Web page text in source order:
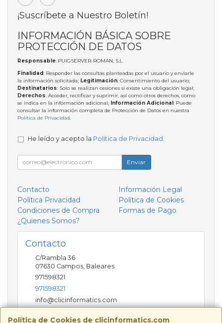
Política de Cookies de clicinformatics.com
¡Suscríbete a Nuestro Boletín!
INFORMACIÓN BÁSICA SOBRE
PROTECCIÓN DE DATOS
Responsable: PUIGSERVER-ROMAN, S.L.
Finalidad: Responder las consultas planteadas por el usuario y enviarle
la información solicitada; Legitimación: Consentimiento del usuario;
Destinatarios: Solo se realizan cesiones si existe una obligación legal;
Derechos: Acceder, rectificar y suprimir, así como otros derechos, como
se indica en la información adicional; Información Adicional: Puede
consultar la información completa de Protección de Datos en nuestra
Política de Privacidad.
He leído y acepto la Política de Privacidad
Enviar
Contacto
Información Legal
Política Privacidad
Política de Cookies
Condiciones de Compra
Formas de Pago
¿Quienes Somos?
Contacto
C/Rambla 36
07630 Campos Baleares
971598321
971598321
info@clicinformatics.com